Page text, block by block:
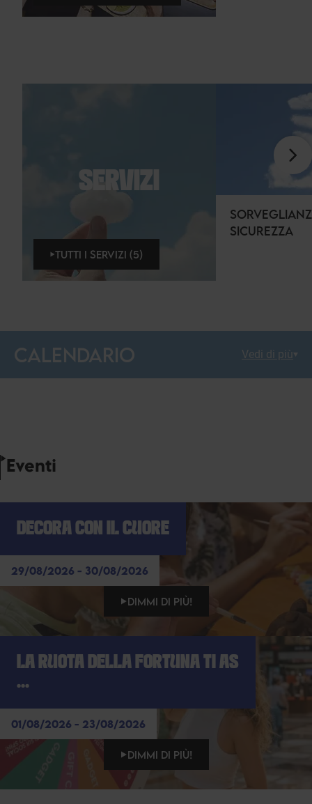
SERVIZI
TUTTI I SERVIZI (5)
SICUREZZA
CALENDARIO Vedi di più
Eventi
DECORA CON IL CUORE
29/08/2026 - 30/08/2026
DIMMI DI PIÙ!
LA RUOTA DELLA FORTUNA TI AS
...
01/08/2026 - 23/08/2026
DIMMI DI PIÙ!